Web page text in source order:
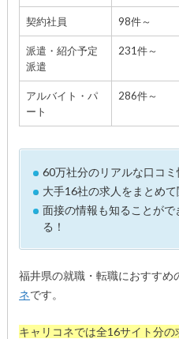
契約社員 98件～
派遣・紹介予定
派遣
231件～
アルバイト・パ
ート
286件～
60万社分のリアルな口コミ
大手16社の求人をまとめ
面接の情報も知ることがで
る！
福井県の就職・転職におすすめ
ネです。
キャリコネでは全16サイト分の